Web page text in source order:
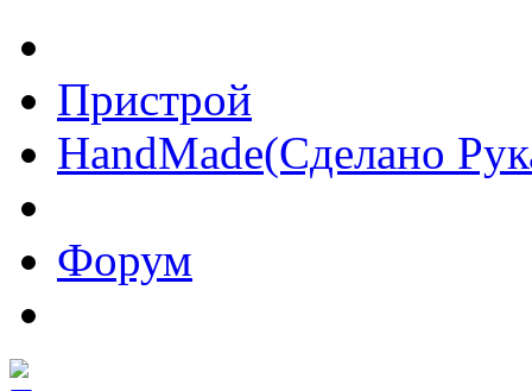
Пристрой
HandMade(Сделано
Форум